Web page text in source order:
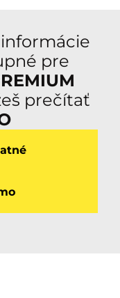
pre
prečítať